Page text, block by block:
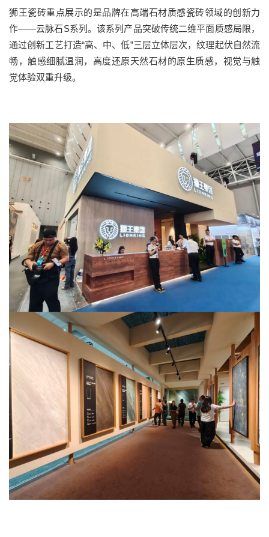
狮王瓷砖重点展示的是品牌在高端石材质感瓷砖领域的创新力
作——云脉石S系列。该系列产品突破传统二维平面质感局限，
通过创新工艺打造“高、中、低”三层立体层次，纹理起伏自然流
畅，触感细腻温润，高度还原天然石材的原生质感，视觉与触
觉体验双重升级。